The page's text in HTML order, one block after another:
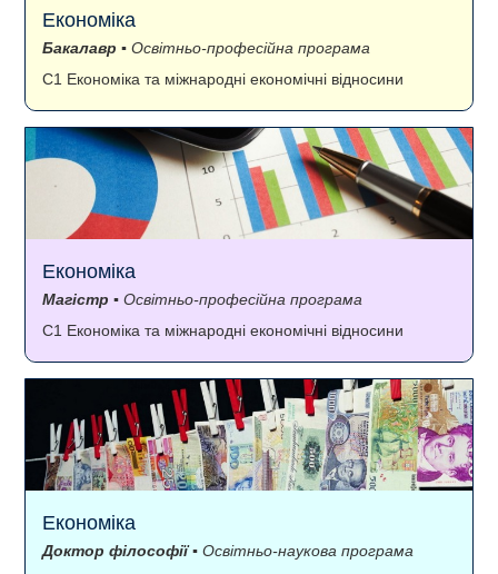
Економіка
Бакалавр ▪ Освітньо-професійна програма
C1 Економіка та міжнародні економічні відносини
Економіка
Магістр ▪ Освітньо-професійна програма
C1 Економіка та міжнародні економічні відносини
Економіка
Доктор філософії▪ Освітньо-наукова програма